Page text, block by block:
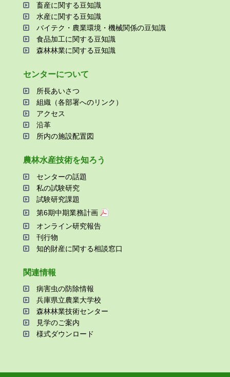
畜産に関する⾖知識
⽔産に関する⾖知識
バイテク・農業環境・機械関係の⾖知識
⾷品加⼯に関する⾖知識
森林林業に関する⾖知識
センターについて
所⻑あいさつ
組織（各部署へのリンク）
アクセス
沿⾰
所内の施設配置図
農林⽔産技術を知ろう
センターの話題
私の試験研究
試験研究課題
第6期中期業務計画
オンライン研究報告
刊⾏物
知的財産に関する相談窓⼝
関連情報
病害⾍の防除情報
兵庫県⽴農業⼤学校
森林林業技術センター
⾒学のご案内
様式ダウンロード